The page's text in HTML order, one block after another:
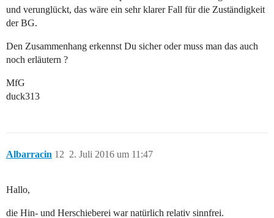
und verunglückt, das wäre ein sehr klarer Fall für die Zuständigkeit
der BG.
Den Zusammenhang erkennst Du sicher oder muss man das auch
noch erläutern ?
MfG
duck313
Albarracin 2. Juli 2016 um 11:47
12
Hallo,
die Hin- und Herschieberei war natürlich relativ sinnfrei.